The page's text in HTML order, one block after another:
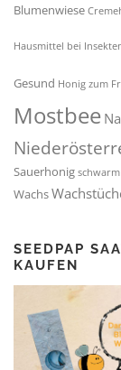
Blumenwiese
Hausmittel bei
Gesund Honig zum
Mostbee
Sauerhonig schwarm
Wachs
SEEDPAP
KAUFEN